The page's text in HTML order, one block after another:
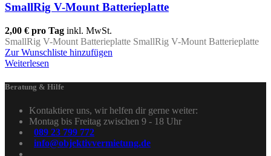
SmallRig V-Mount Batterieplatte
2,00 € pro Tag inkl. MwSt.
SmallRig V-Mount Batterieplatte SmallRig V-Mount Batterieplatte
Zur Wunschliste hinzufügen
Weiterlesen
Beratung & Hilfe
Kontaktiere uns, wir helfen dir gerne weiter:
Montag bis Freitag zwischen 9 - 18 Uhr
089 23 799 772
info@objektivvermietung.de